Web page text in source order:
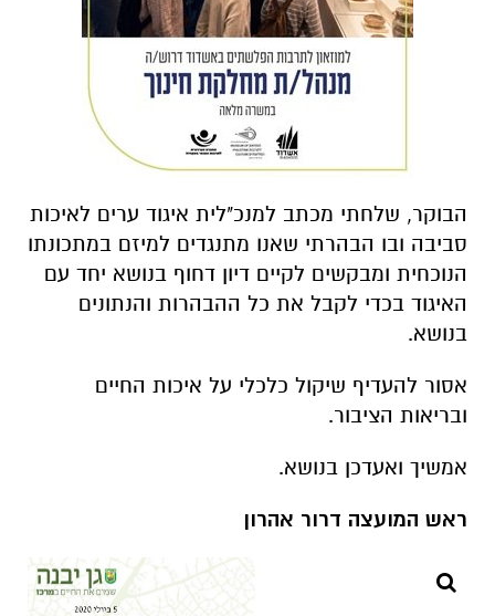
הבוקר, שלחתי מכתב למנכ"לית איגוד ערים לאיכות
סביבה ובו הבהרתי שאנו מתנגדים למיזם במתכונתו
הנוכחית ומבקשים לקיים דיון דחוף בנושא יחד עם
האיגוד בכדי לקבל את כל ההבהרות והנתונים
בנושא.
אסור להעדיף שיקול כלכלי על איכות החיים
ובריאות הציבור.
אמשיך ואעדכן בנושא.
ראש המועצה דרור אהרון